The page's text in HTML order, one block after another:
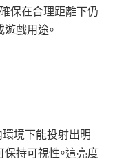
保在合理距離下仍
戲用途。
境下能投射出明
持可視性。這亮度